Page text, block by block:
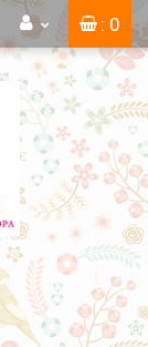
: 0